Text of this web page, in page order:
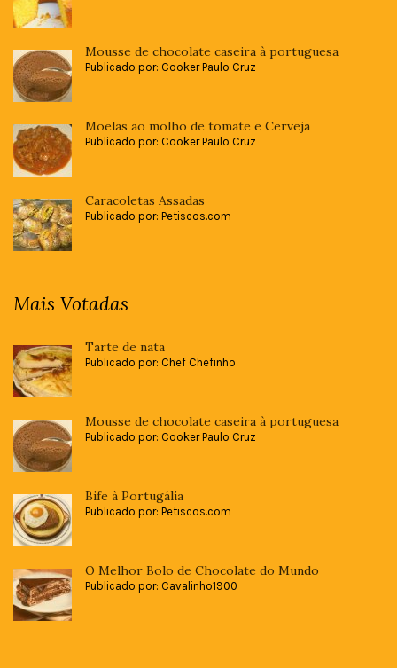
Mousse de chocolate caseira à portuguesa
Publicado por: Cooker Paulo Cruz
Moelas ao molho de tomate e Cerveja
Publicado por: Cooker Paulo Cruz
Caracoletas Assadas
Publicado por: Petiscos.com
Mais Votadas
Tarte de nata
Publicado por: Chef Chefinho
Mousse de chocolate caseira à portuguesa
Publicado por: Cooker Paulo Cruz
Bife à Portugália
Publicado por: Petiscos.com
O Melhor Bolo de Chocolate do Mundo
Publicado por: Cavalinho1900